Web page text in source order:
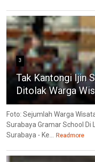
3
Tak Kantongi Ijin
Ditolak Warga
Foto: Sejumlah Warga
Surabaya Gramar School Di
Surabaya - Ke...
Readmore